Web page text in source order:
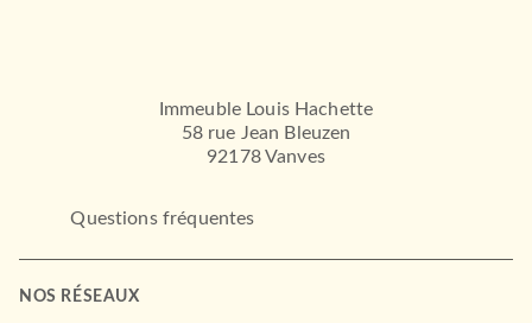
Immeuble Louis Hachette
58 rue Jean Bleuzen
92178 Vanves
Questions fréquentes
NOS RÉSEAUX